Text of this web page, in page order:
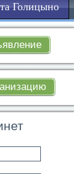
Голицыно